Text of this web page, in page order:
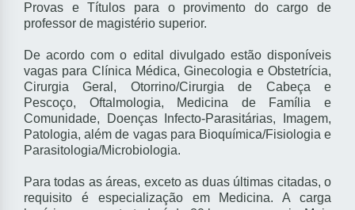
Provas e Títulos para o provimento do cargo de
professor de magistério superior.
De acordo com o edital divulgado estão disponíveis
vagas para Clínica Médica, Ginecologia e Obstetrícia,
Cirurgia Geral, Otorrino/Cirurgia de Cabeça e
Pescoço, Oftalmologia, Medicina de Família e
Comunidade, Doenças Infecto-Parasitárias, Imagem,
Patologia, além de vagas para Bioquímica/Fisiologia e
Parasitologia/Microbiologia.
Para todas as áreas, exceto as duas últimas citadas, o
requisito é especialização em Medicina. A carga